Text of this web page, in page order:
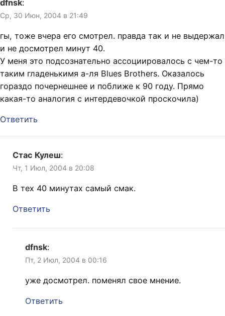
досмотрел до конца, где с
разочарованием
dfnsk:
Ср, 30 Июн, 2004 в 21:49
гы, тоже вчера его смотрел. правда так и не выдержал
и не досмотрел минут 40.
У меня это подсознательно ассоциировалось с чем-то
таким гладенькимя а-ля Blues Brothers. Оказалось
гораздо почернешнее и поближе к 90 году. Прямо
какая-то аналогия с интердевочкой проскочила)
Ответить
Стас Кулеш:
Чт, 1 Июл, 2004 в 20:08
В тех 40 минутах самый смак.
Ответить
dfnsk:
Пт, 2 Июл, 2004 в 00:16
уже досмотрел. поменял свое мнение.
Ответить